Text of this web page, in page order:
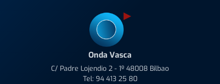
Onda Vasca
C/ Padre Lojendio 2 - 1º 48008 Bilbao
Tel: 94 413 25 80